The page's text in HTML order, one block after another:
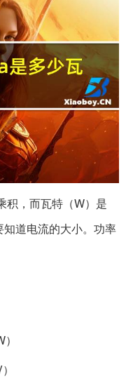
积，而瓦特（W）是
道电流的大小。功率